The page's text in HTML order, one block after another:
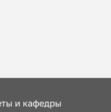
и кафедры